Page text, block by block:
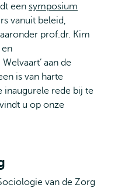
een symposium
vanuit beleid,
prof.dr. Kim
en
aan de
is van harte
rede bij te
u op onze
van de Zorg